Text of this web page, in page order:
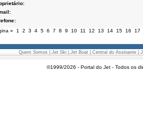
« 1 2 3 4 5 6 7 8 9 10 11 12 13 14 15 16 17
Quem Somos Jet Ski Jet Boat Central do Assinante
©1999/2026 - Portal do Jet - Todos os